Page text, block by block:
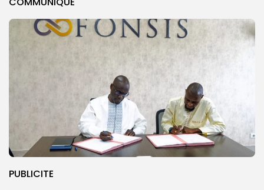
PUBLICITE